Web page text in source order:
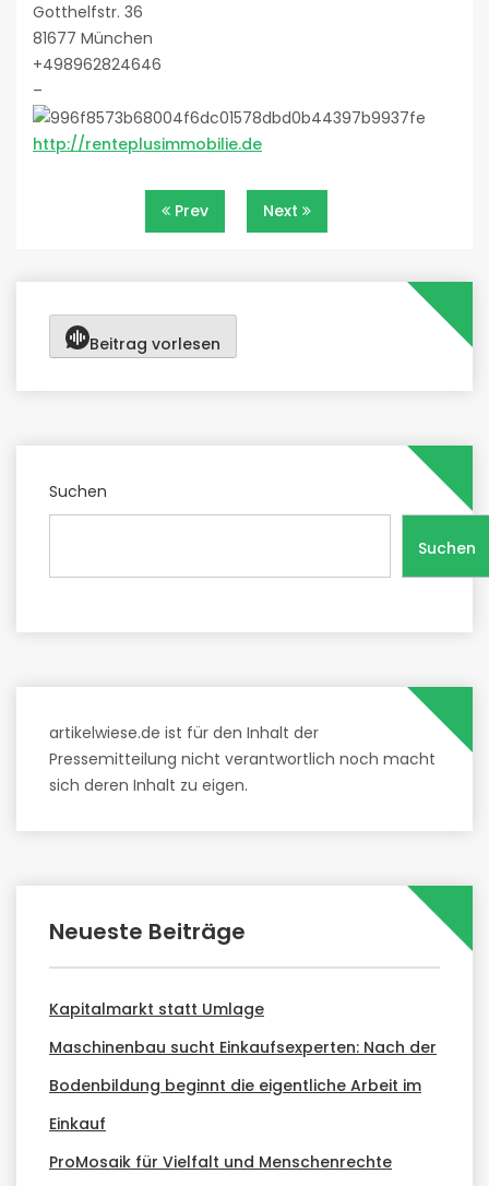
Gotthelfstr. 36
81677 München
+498962824646
–
http://renteplusimmobilie.de
Beitragsnavigation
Prev Next
Beitrag vorlesen
Suchen
Suchen
artikelwiese.de ist für den Inhalt der
Pressemitteilung nicht verantwortlich noch macht
sich deren Inhalt zu eigen.
Neueste Beiträge
Kapitalmarkt statt Umlage
Maschinenbau sucht Einkaufsexperten: Nach der
Bodenbildung beginnt die eigentliche Arbeit im
Einkauf
ProMosaik für Vielfalt und Menschenrechte